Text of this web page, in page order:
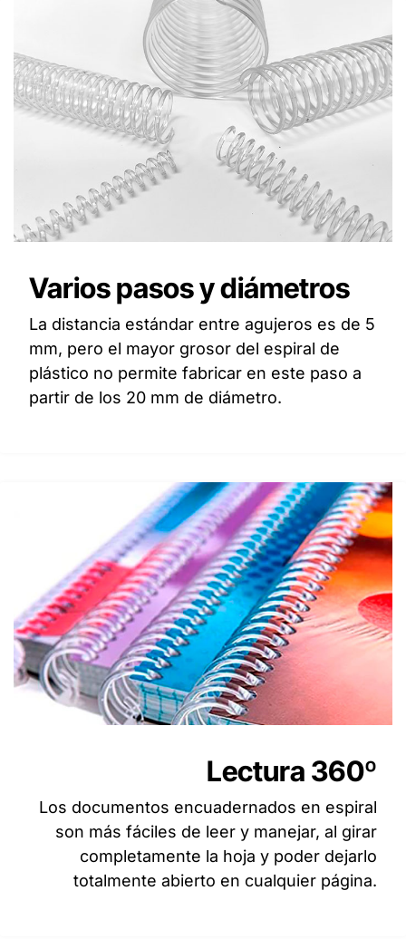
Varios pasos y diámetros
La distancia estándar entre agujeros es de 5
mm, pero el mayor grosor del espiral de
plástico no permite fabricar en este paso a
partir de los 20 mm de diámetro.
Lectura 360º
Los documentos encuadernados en espiral
son más fáciles de leer y manejar, al girar
completamente la hoja y poder dejarlo
totalmente abierto en cualquier página.